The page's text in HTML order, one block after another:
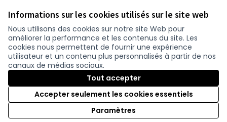
Informations sur les cookies utilisés sur le site web
Nous utilisons des cookies sur notre site Web pour
améliorer la performance et les contenus du site. Les
cookies nous permettent de fournir une expérience
utilisateur et un contenu plus personnalisés à partir de nos
canaux de médias sociaux.
Tout accepter
Accepter seulement les cookies essentiels
Paramètres